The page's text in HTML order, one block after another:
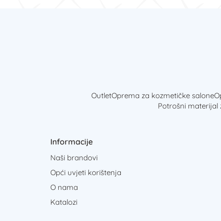
OutletOprema za kozmetičke salone
Potrošni materijal
Informacije
Naši brandovi
Opći uvjeti korištenja
O nama
Katalozi